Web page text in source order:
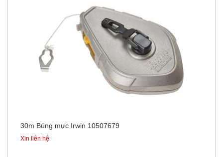
30m Búng mực Irwin 10507679
Xin liên hệ